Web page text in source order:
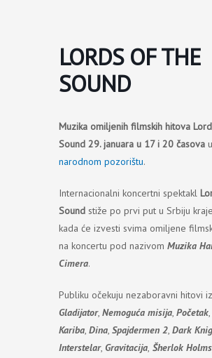
LORDS OF THE
SOUND
Muzika omiljenih filmskih hitova
Sound 29. januara u 17 i 20 časova u
narodnom pozorištu.
Internacionalni koncertni spektakl
Sound stiže po prvi put u Srbiju
kada će izvesti svima omiljene
na koncertu pod nazivom Muzika
Cimera.
Publiku očekuju nezaboravni hitovi
Gladijator, Nemoguća misija, Početak,
Kariba, Dina, Spajdermen 2, Dark
Interstelar, Gravitacija, Šherlok Holms